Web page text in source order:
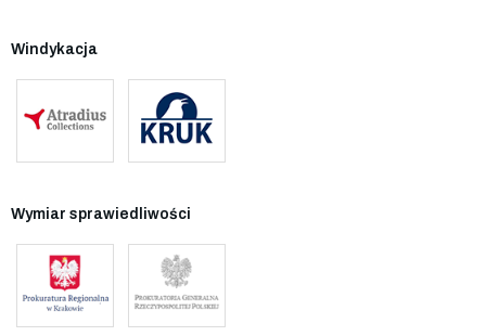
Windykacja
Wymiar sprawiedliwości